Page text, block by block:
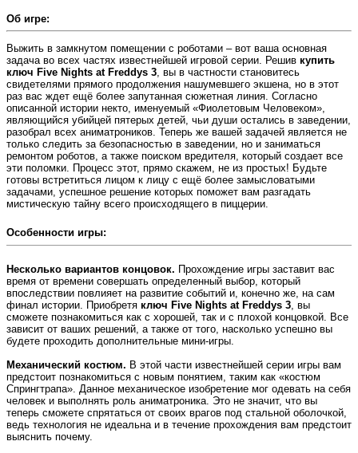
Об игре:
Выжить в замкнутом помещении с роботами – вот ваша основная
задача во всех частях известнейшей игровой серии. Решив купить
ключ Five Nights at Freddys 3 , вы в частности становитесь
свидетелями прямого продолжения нашумевшего экшена, но в этот
раз вас ждет ещё более запутанная сюжетная линия. Согласно
описанной истории некто, именуемый «Фиолетовым Человеком»,
являющийся убийцей пятерых детей, чьи души остались в заведении,
разобрал всех аниматроников. Теперь же вашей задачей является не
только следить за безопасностью в заведении, но и заниматься
ремонтом роботов, а также поиском вредителя, который создает все
эти поломки. Процесс этот, прямо скажем, не из простых! Будьте
готовы встретиться лицом к лицу с ещё более замысловатыми
задачами, успешное решение которых поможет вам разгадать
мистическую тайну всего происходящего в пиццерии.
Особенности игры:
Несколько вариантов концовок. Прохождение игры заставит вас
время от времени совершать определенный выбор, который
впоследствии повлияет на развитие событий и, конечно же, на сам
финал истории. Приобретя ключ Five Nights at Freddys 3 , вы
сможете познакомиться как с хорошей, так и с плохой концовкой. Все
зависит от ваших решений, а также от того, насколько успешно вы
будете проходить дополнительные мини-игры.
Механический костюм. В этой части известнейшей серии игры вам
предстоит познакомиться с новым понятием, таким как «костюм
Спрингтрапа». Данное механическое изобретение мог одевать на себя
человек и выполнять роль аниматроника. Это не значит, что вы
теперь сможете спрятаться от своих врагов под стальной оболочкой,
ведь технология не идеальна и в течение прохождения вам предстоит
выяснить почему.